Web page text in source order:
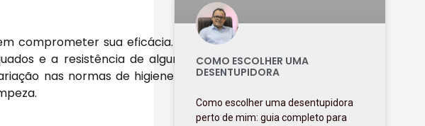
comprometer sua eficácia. A
e a resistência de alguns
nas normas de higiene e
COMO ESCOLHER UMA
DESENTUPIDORA
Como escolher uma desentupidora
perto de mim: guia completo para